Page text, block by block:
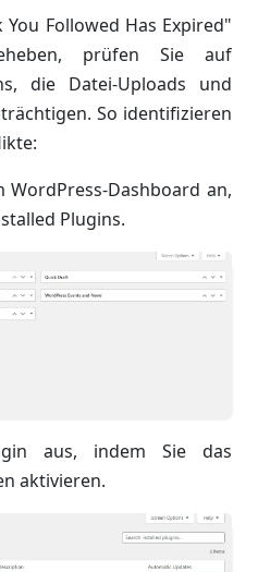
Followed Has Expired"
prüfen Sie auf
die Datei-Uploads und
So identifizieren
Dashboard an,
Plugins.
aus, indem Sie das
aktivieren.